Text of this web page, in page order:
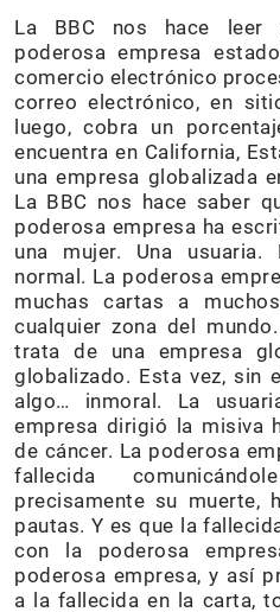
La BBC nos hace leer
poderosa empresa
comercio electrónico
correo electrónico, en
luego, cobra un
encuentra en California,
una empresa globalizada
La BBC nos hace saber
poderosa empresa ha
una mujer. Una
normal. La poderosa
muchas cartas a
cualquier zona del
trata de una empresa
globalizado. Esta vez, sin
algo… inmoral. La
empresa dirigió la misiva
de cáncer. La poderosa
fallecida
precisamente su muerte,
pautas. Y es que la
con la poderosa
poderosa empresa, y así
a la fallecida en la carta,